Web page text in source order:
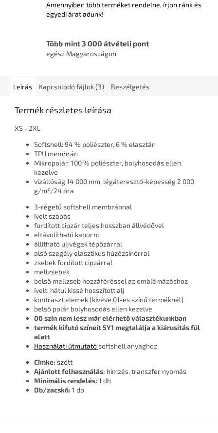
Amennyiben több terméket rendelne, írjon ránk és
egyedi árat adunk!
Több mint 3 000 átvételi pont
egész Magyaroszágon
Leírás Kapcsolódó fájlok (3) Beszélgetés
Termék részletes leírása
XS - 2XL
Softshell: 94 % poliészter, 6 % elasztán
TPU membrán
Mikropolár: 100 % poliészter, bolyhosodás ellen
kezelve
vízállóság 14 000 mm, légáteresztő-képesség 2 000
g/m²/24 óra
3-régetű softshell membránnal
ívelt szabás
fordított cipzár teljes hosszban állvédővel
eltávolítható kapucni
állítható ujjvégek tépőzárral
alsó szegély elasztikus húzózsinórral
zsebek fordított cipzárral
mellzsebek
belső mellzseb hozzáféréssel az emblémázáshoz
ívelt, hátul kissé hosszított alj
kontraszt elemek (kivéve 01-es színű terméknél)
belső polár bolyhosodás ellen kezelve
00 szín nem lesz már elérhető választékunkban
termék kifutó színeit 5Y1 megtalálja a kiárusítás fül
alatt
Használati útmutatósoftshell anyaghoz
Címke: szött
Ajánlott felhasználás: hímzés, transzfer nyomás
Minimális rendelés: 1 db
Db/zacskó: 1 db